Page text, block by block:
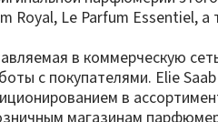
Royal, Le Parfum
в коммерческую
с покупателями. Elie
в
магазинам